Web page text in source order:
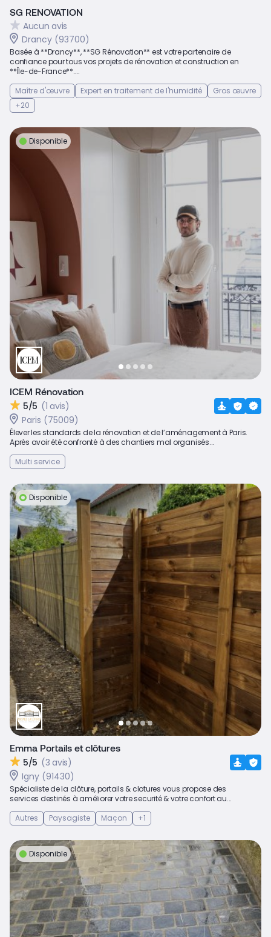
SG RENOVATION
Aucun avis
Drancy (93700)
Basée à **Drancy**, **SG Rénovation** est votre partenaire de
confiance pour tous vos projets de rénovation et construction en
**Île-de-France**....
Maître d'œuvre
Expert en traitement de l'humidité
Gros œuvre
+20
Disponible
ICEM Rénovation
5/5 (1 avis)
Paris (75009)
Élever les standards de la rénovation et de l’aménagement à Paris.
Après avoir été confronté à des chantiers mal organisés...
Multi service
Disponible
Emma Portails et clôtures
5/5 (3 avis)
Igny (91430)
Spécialiste de la clôture, portails & clotures vous propose des
services destinés à améliorer votre securité & votre confort au...
Autres
Paysagiste Maçon +1
Disponible